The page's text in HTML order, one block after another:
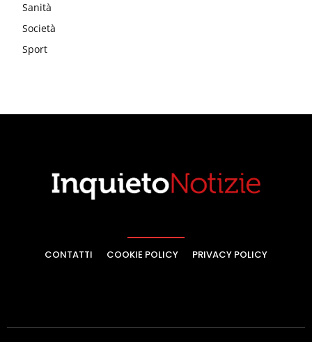
Sanità
Società
Sport
CONTATTI COOKIE POLICY PRIVACY POLICY